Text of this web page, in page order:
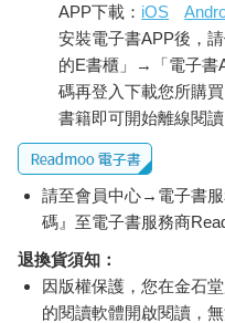
APP下載： iOS
安裝電子書APP後，
的E書櫃」→「電子書
碼再登入下載您所購
書籍即可開始離線閱讀
請至會員中心→電子書
碼』至電子書服務商
退換貨須知：
因版權保護，您在金石
的閱讀軟體開啟閱讀，